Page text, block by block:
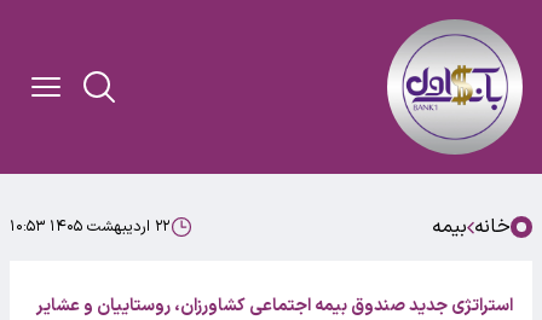
خانه بیمه ۲۲ اردیبهشت ۱۴۰۵ ۱۰:۵۳
استراتژی جدید صندوق بیمه اجتماعی کشاورزان، روستاییان و عشایر